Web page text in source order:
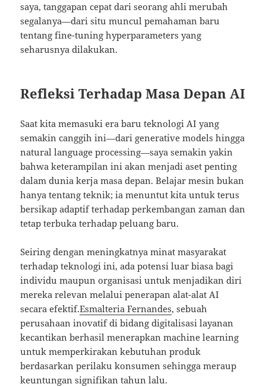
saya, tanggapan cepat dari seorang ahli merubah
segalanya—dari situ muncul pemahaman baru
tentang fine-tuning hyperparameters yang
seharusnya dilakukan.
Refleksi Terhadap Masa Depan AI
Saat kita memasuki era baru teknologi AI yang
semakin canggih ini—dari generative models hingga
natural language processing—saya semakin yakin
bahwa keterampilan ini akan menjadi aset penting
dalam dunia kerja masa depan. Belajar mesin bukan
hanya tentang teknik; ia menuntut kita untuk terus
bersikap adaptif terhadap perkembangan zaman dan
tetap terbuka terhadap peluang baru.
Seiring dengan meningkatnya minat masyarakat
terhadap teknologi ini, ada potensi luar biasa bagi
individu maupun organisasi untuk menjadikan diri
mereka relevan melalui penerapan alat-alat AI
secara efektif.Esmalteria Fernandes, sebuah
perusahaan inovatif di bidang digitalisasi layanan
kecantikan berhasil menerapkan machine learning
untuk memperkirakan kebutuhan produk
berdasarkan perilaku konsumen sehingga meraup
keuntungan signifikan tahun lalu.